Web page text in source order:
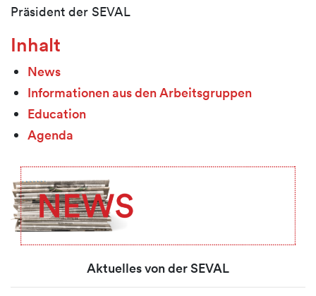
Präsident der SEVAL
Inhalt
News
Informationen aus den Arbeitsgruppen
Education
Agenda
Aktuelles von der SEVAL